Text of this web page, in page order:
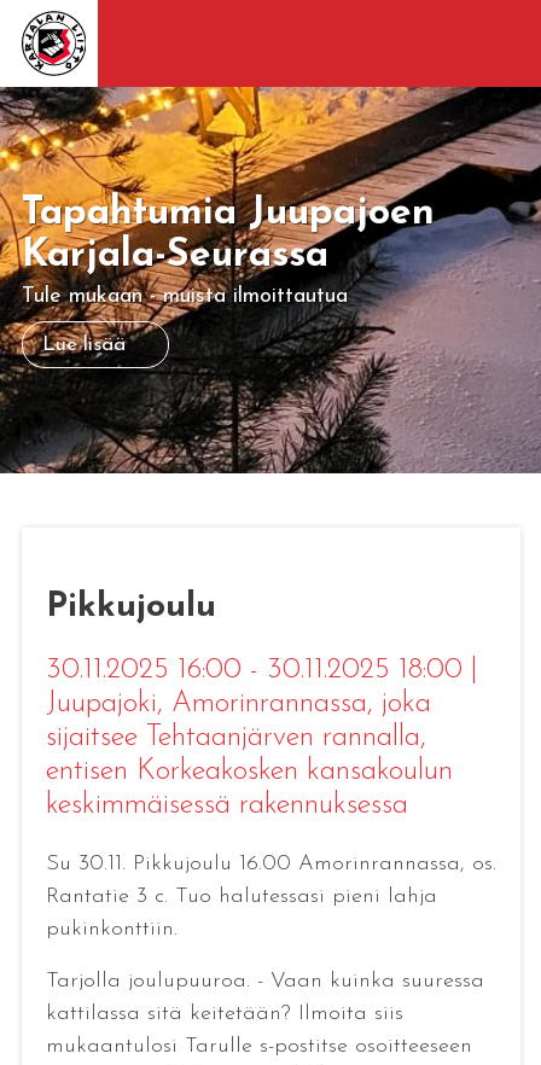
Tapahtumia Juupajoen
Karjala-Seurassa
Tule mukaan - muista ilmoittautua
Lue lisää
Pikkujoulu
30.11.2025 16:00 - 30.11.2025 18:00
Juupajoki, Amorinrannassa, joka
sijaitsee Tehtaanjärven rannalla,
entisen Korkeakosken kansakoulun
keskimmäisessä rakennuksessa
Su 30.11. Pikkujoulu 16.00 Amorinrannassa, os.
Rantatie 3 c. Tuo halutessasi pieni lahja
pukinkonttiin.
Tarjolla joulupuuroa. - Vaan kuinka suuressa
kattilassa sitä keitetään? Ilmoita siis
mukaantulosi Tarulle s-postitse osoitteeseen